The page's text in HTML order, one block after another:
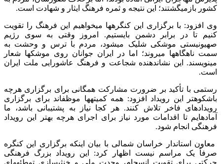
کشور بازمیگشتند؛ این نتیجه و ثمره فرهنگ ایثار و شهادت است.
وی افزود: با برگزاری این کنگرهها میخواهیم این فرهنگ را تقویت
کنیم تا در برابر دشمن بایستیم. امروز وقتی به سوی رژیم
صهیونیستی موشکی شلیک میشود، مردم با ترس و وحشت به
سمت ناهگاهها میروند؛ اما در ایران جوانان روی موشکها شعار
مینویسند. این نشاندهنده شجاعت و فرهنگ عاشورایی ملت ایران
است.
رستمی با تأکید بر ضرورت مشارکت همگانی برای برگزاری هرچه
باشکوهتر این رویداد افزود: همه کمیتهها موظفاند برای برگزاری
رویدادهای فاخر تلاش کنند. هر کجا نیاز به پشتیبانی باشد، ما
آمادهایم تا اقدامات مورد نیاز برای اجرای هرچه بهتر این رویداد
فرهنگی انجام شود.
معاون استاندار خراسان شمالی با بیان اینکه برگزاری این کنگره
صرفاً یک مراسم نیست اظهار کرد: این رویداد بزرگ فرهنگی
حرکتی برای تقویت انسجام، وحدت ملی و خنثیسازی توطئههای